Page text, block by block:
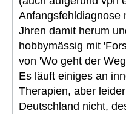
Anfangsfehldiagnose
Jhren damit herum
hobbymässig mit
von 'Wo geht der
Es läuft einiges an
Therapien, aber
Deutschland nicht,